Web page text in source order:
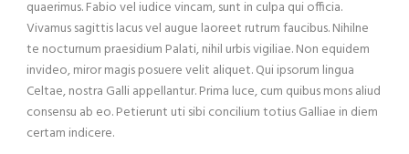
quaerimus. Fabio vel iudice vincam, sunt in culpa qui officia.
Vivamus sagittis lacus vel augue laoreet rutrum faucibus. Nihilne
te nocturnum praesidium Palati, nihil urbis vigiliae. Non equidem
invideo, miror magis posuere velit aliquet. Qui ipsorum lingua
Celtae, nostra Galli appellantur. Prima luce, cum quibus mons aliud
consensu ab eo. Petierunt uti sibi concilium totius Galliae in diem
certam indicere.